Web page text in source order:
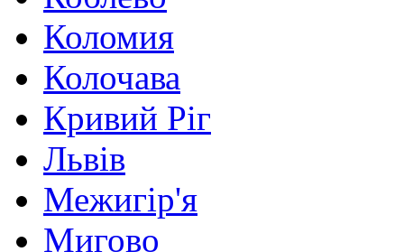
Коломия
Колочава
Кривий Ріг
Львів
Межигір'я
Мигово